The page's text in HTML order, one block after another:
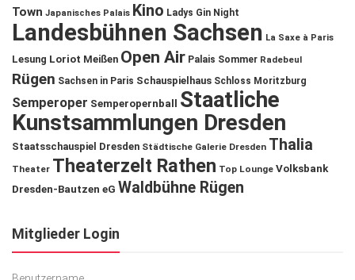
Town Japanisches Palais Kino Ladys Gin Night
Landesbühnen Sachsen La Saxe à Paris
Lesung Loriot Meißen Open Air Palais Sommer Radebeul
Rügen Sachsen in Paris Schauspielhaus Schloss Moritzburg
Semperoper Semperopernball
Staatliche
Kunstsammlungen Dresden
Staatsschauspiel Dresden Städtische Galerie Dresden Thalia
Theater Theaterzelt Rathen Top Lounge Volksbank
Dresden-Bautzen eG Waldbühne Rügen
Mitglieder Login